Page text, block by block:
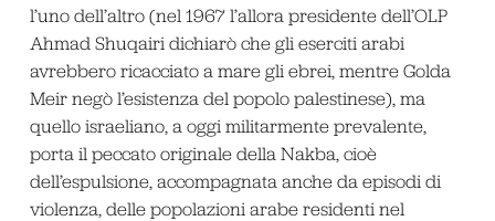
l’uno dell’altro (nel 1967 l’allora presidente dell’OLP
Ahmad Shuqairi dichiarò che gli eserciti arabi
avrebbero ricacciato a mare gli ebrei, mentre Golda
Meir negò l’esistenza del popolo palestinese), ma
quello israeliano, a oggi militarmente prevalente,
porta il peccato originale della Nakba, cioè
dell’espulsione, accompagnata anche da episodi di
violenza, delle popolazioni arabe residenti nel